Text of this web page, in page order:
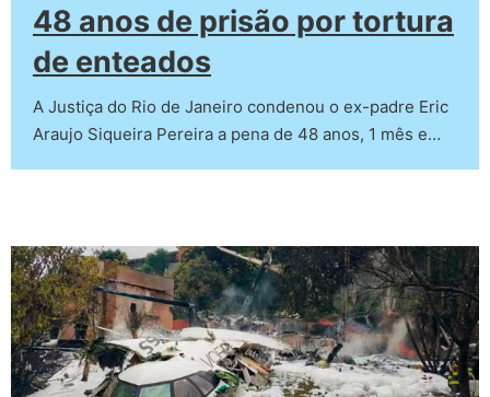
48 anos de prisão por tortura
de enteados
A Justiça do Rio de Janeiro condenou o ex-padre Eric
Araujo Siqueira Pereira a pena de 48 anos, 1 mês e…